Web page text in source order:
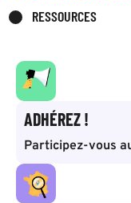
RESSOURCES
ADHÉREZ !
Participez-vous